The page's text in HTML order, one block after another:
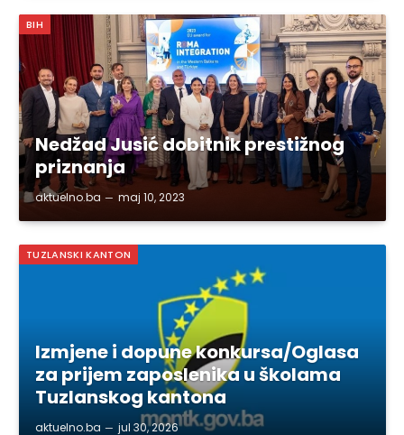
BIH
Nedžad Jusić dobitnik prestižnog
priznanja
aktuelno.ba maj 10, 2023
TUZLANSKI KANTON
Izmjene i dopune konkursa/Oglasa
za prijem zaposlenika u školama
Tuzlanskog kantona
aktuelno.ba jul 30, 2026